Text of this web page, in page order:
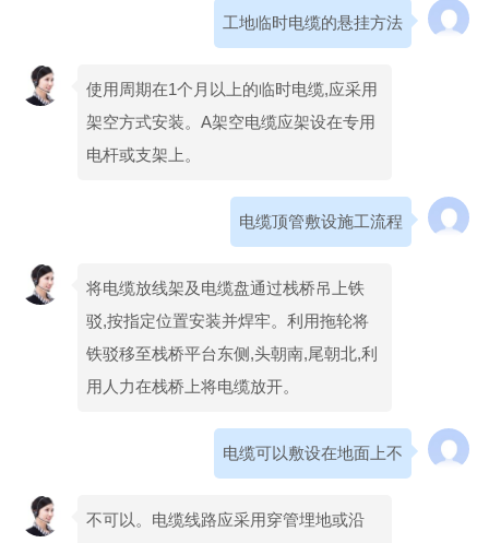
工地临时电缆的悬挂方法
使用周期在1个月以上的临时电缆,应采用
架空方式安装。A架空电缆应架设在专用
电杆或支架上。
电缆顶管敷设施工流程
将电缆放线架及电缆盘通过栈桥吊上铁
驳,按指定位置安装并焊牢。利用拖轮将
铁驳移至栈桥平台东侧,头朝南,尾朝北,利
用人力在栈桥上将电缆放开。
电缆可以敷设在地面上不
不可以。电缆线路应采用穿管埋地或沿